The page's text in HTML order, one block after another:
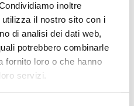
inoltre
il nostro sito con i
di analisi dei dati web,
potrebbero combinarle
fornito loro o che hanno
servizi.
all’ISISS di Gazzaniga?
in meno di 6 mesi!
opportunità formativa nasce